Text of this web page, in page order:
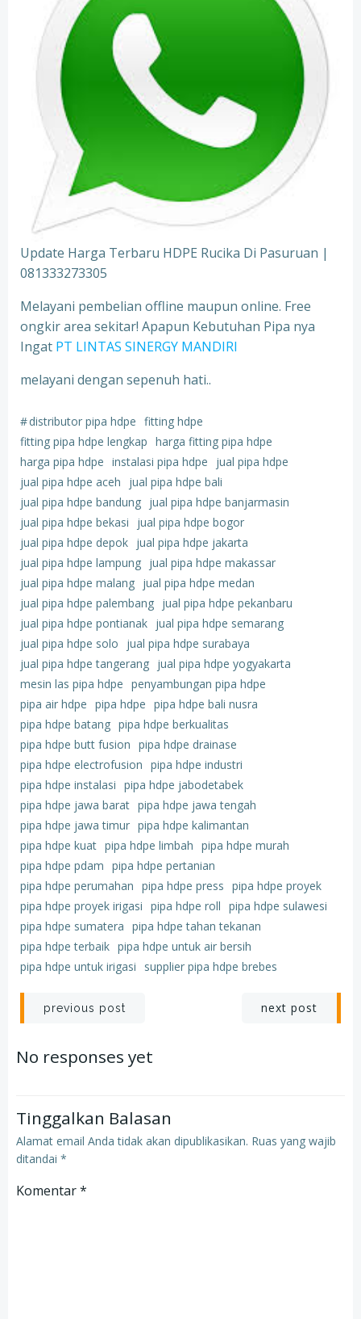
Update Harga Terbaru HDPE Rucika Di Pasuruan |
081333273305
Melayani pembelian offline maupun online. Free
ongkir area sekitar! Apapun Kebutuhan Pipa nya
Ingat PT LINTAS SINERGY MANDIRI
melayani dengan sepenuh hati..
#distributor pipa hdpe fitting hdpe
fitting pipa hdpe lengkap harga fitting pipa hdpe
harga pipa hdpe instalasi pipa hdpe
jual pipa hdpe
jual pipa hdpe aceh
jual pipa hdpe bali
jual pipa hdpe bandung jual pipa hdpe banjarmasin
jual pipa hdpe bekasi
jual pipa hdpe bogor
jual pipa hdpe depok jual pipa hdpe jakarta
jual pipa hdpe lampung jual pipa hdpe makassar
jual pipa hdpe malang jual pipa hdpe medan
jual pipa hdpe palembang jual pipa hdpe pekanbaru
jual pipa hdpe pontianak jual pipa hdpe semarang
jual pipa hdpe solo
jual pipa hdpe surabaya
jual pipa hdpe tangerang jual pipa hdpe yogyakarta
mesin las pipa hdpe penyambungan pipa hdpe
pipa air hdpe pipa hdpe pipa hdpe bali nusra
pipa hdpe batang pipa hdpe berkualitas
pipa hdpe butt fusion pipa hdpe drainase
pipa hdpe electrofusion pipa hdpe industri
pipa hdpe instalasi pipa hdpe jabodetabek
pipa hdpe jawa barat pipa hdpe jawa tengah
pipa hdpe jawa timur pipa hdpe kalimantan
pipa hdpe kuat pipa hdpe limbah pipa hdpe murah
pipa hdpe pdam pipa hdpe pertanian
pipa hdpe perumahan pipa hdpe press pipa hdpe proyek
pipa hdpe proyek irigasi pipa hdpe roll pipa hdpe sulawesi
pipa hdpe sumatera pipa hdpe tahan tekanan
pipa hdpe terbaik pipa hdpe untuk air bersih
pipa hdpe untuk irigasi
supplier pipa hdpe brebes
Post
navigation
previous post next post
No responses yet
Tinggalkan Balasan
Alamat email Anda tidak akan dipublikasikan. Ruas yang wajib
ditandai *
Komentar*